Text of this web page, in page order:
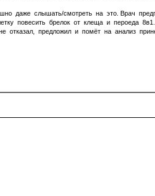
даже слышать/смотреть на это. Врач
повесить брелок от клеща и пероеда
отказал, предложил и помёт на анализ